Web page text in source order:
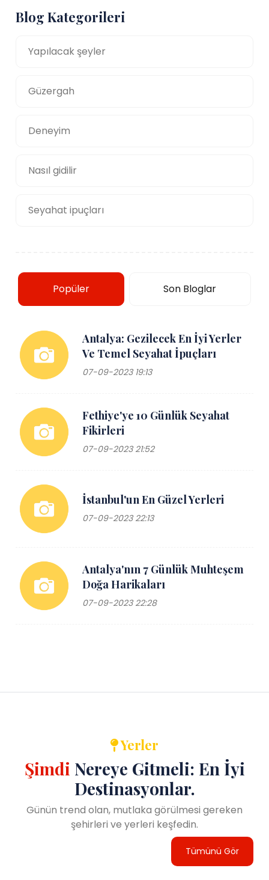
Blog Kategorileri
Yapılacak şeyler
Güzergah
Deneyim
Nasıl gidilir
Seyahat ipuçları
Popüler Son Bloglar
Antalya: Gezilecek En İyi Yerler
Ve Temel Seyahat İpuçları
07-09-2023 19:13
Fethiye'ye 10 Günlük Seyahat
Fikirleri
07-09-2023 21:52
İstanbul'un En Güzel Yerleri
07-09-2023 22:13
Antalya'nın 7 Günlük Muhteşem
Doğa Harikaları
07-09-2023 22:28
Yerler
Şimdi Nereye Gitmeli: En İyi
Destinasyonlar.
Günün trend olan, mutlaka görülmesi gereken
şehirleri ve yerleri keşfedin.
Tümünü Gör